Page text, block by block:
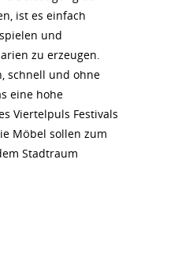
ist es einfach
und
zu erzeugen.
schnell und ohne
eine hohe
Viertelpuls Festivals
Möbel sollen zum
Stadtraum